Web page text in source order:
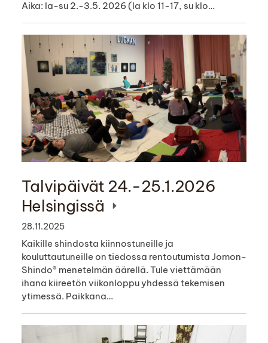
Aika: la-su 2.-3.5. 2026 (la klo 11-17, su klo…
Talvipäivät 24.-25.1.2026
Helsingissä
28.11.2025
Kaikille shindosta kiinnostuneille ja
kouluttautuneille on tiedossa rentoutumista Jomon-
Shindo® menetelmän äärellä. Tule viettämään
ihana kiireetön viikonloppu yhdessä tekemisen
ytimessä. Paikkana…